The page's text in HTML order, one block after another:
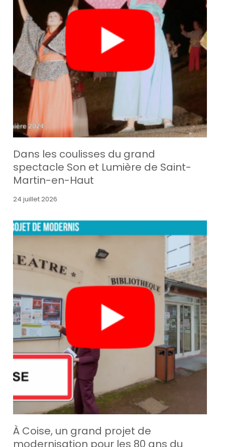
Dans les coulisses du grand
spectacle Son et Lumière de Saint-
Martin-en-Haut
24 juillet 2026
À Coise, un grand projet de
modernisation pour les 80 ans du